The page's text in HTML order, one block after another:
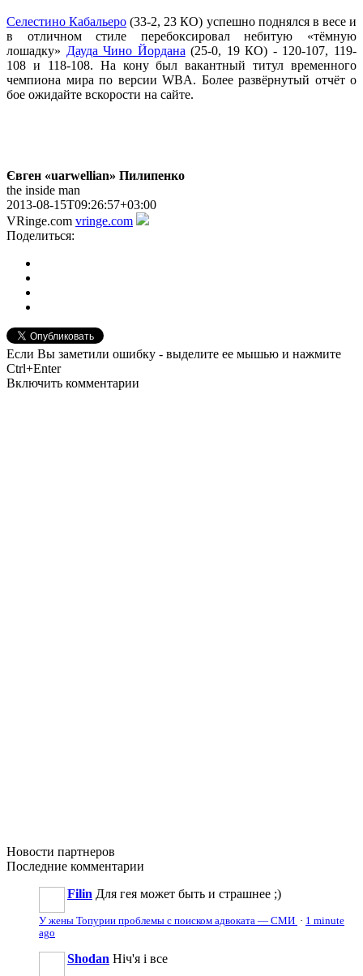
Селестино Кабальеро (33-2, 23 КО) успешно поднялся в весе и
в отличном стиле перебоксировал небитую «тёмную
лошадку» Дауда Чино Йордана (25-0, 19 КО) - 120-107, 119-
108 и 118-108. На кону был вакантный титул временного
чемпиона мира по версии WBA. Более развёрнутый отчёт о
бое ожидайте вскорости на сайте.
Євген «uarwellian» Пилипенко
the inside man
2013-08-15T09:26:57+03:00
VRinge.com vringe.com
Поделиться:
Если Вы заметили ошибку - выделите ее мышью и нажмите
Ctrl+Enter
Включить комментарии
Новости партнеров
Последние комментарии
Filin Для гея может быть и страшнее ;)
У жены Топурии проблемы с поиском адвоката — СМИ · 1 minute
ago
Shodan Ніч'я і все